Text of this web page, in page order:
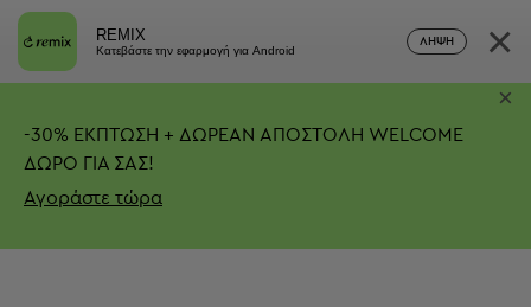
REMIX
Κατεβάστε την εφαρμογή για Android
ΛΉΨΗ ×
-30% ΕΚΠΤΩΣΗ + ΔΩΡΕΑΝ ΑΠΟΣΤΟΛΗ WELCOME
ΔΩΡΟ ΓΙΑ ΣΑΣ!
Αγοράστε τώρα
×